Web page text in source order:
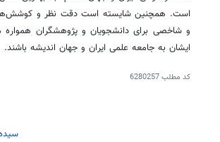
است. همچنین شایسته است دقت نظر و کوشش‌های
و شاخصی برای دانشجویان و پژوهشگران
ایشان به جامعه علمی ایران و جهان اندیشه باشند.
کد مطلب6280257